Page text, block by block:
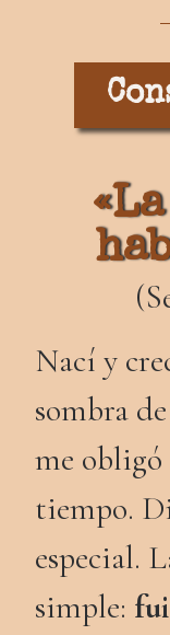
Nací y
sombra
me obligó
tiempo.
especial.
simple: